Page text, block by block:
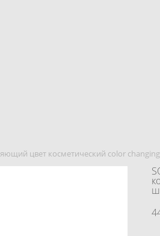
цвет косметический color